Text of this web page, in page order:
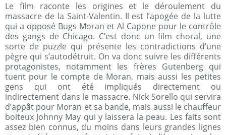
Le film raconte les origines et le déroulement du
massacre de la Saint-Valentin. Il est l’apogée de la lutte
qui a opposé Bugs Moran et Al Capone pour le contrôle
des gangs de Chicago. C’est donc un film choral, une
sorte de puzzle qui présente les contradictions d’une
pègre qui s’autodétruit. On va donc suivre les différents
protagonistes, notamment les frères Gutenberg qui
tuent pour le compte de Moran, mais aussi les petites
gens qui ont été impliqués directement ou
indirectement dans le massacre. Nick Sorello qui servira
d’appât pour Moran et sa bande, mais aussi le chauffeur
boiteux Johnny May qui y laissera la peau. Les faits sont
assez bien connus, du moins dans leurs grandes lignes